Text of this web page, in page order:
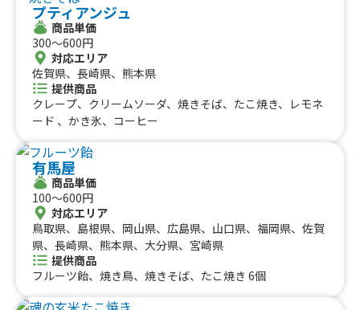
プティアンジュ
商品単価
300〜600円
対応エリア
佐賀県、長崎県、熊本県
提供商品
クレープ、クリームソーダ、焼きそば、たこ焼き、レモネ
ード 、かき氷、コーヒー
有馬屋
商品単価
100〜600円
対応エリア
鳥取県、島根県、岡山県、広島県、山口県、福岡県、佐賀
県、長崎県、熊本県、大分県、宮崎県
提供商品
フルーツ飴、焼き鳥、焼きそば、たこ焼き 6個